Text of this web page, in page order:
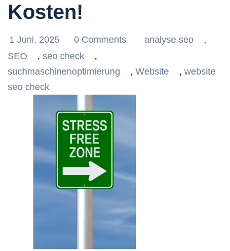
Kosten!
1 Juni, 2025 0 Comments analyse seo
,
SEO
, seo check
,
suchmaschinenoptimierung
, Website , website
seo check